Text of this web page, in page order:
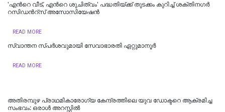
'എന്‍റെ വീട്, എന്‍റെ ശുചിത്വം' പദ്ധതിയ്ക്ക് തുടക്കം കുറിച്ച് ശക്തിനഗര്‍
റസിഡന്‍റ്സ് അസോസിയേഷന്‍
READ MORE
സ്വാന്തന സ്പർശവുമായി സേവാഭാരതി ഏറ്റുമാനൂർ
READ MORE
അതിരമ്പുഴ പ്രാഥമികാരോഗ്യ കേന്ദ്രത്തിലെ യുവ ഡോക്ടറെ ആക്രമിച്ച
സംഭവം: ഒരാൾ അറസ്റ്റിൽ